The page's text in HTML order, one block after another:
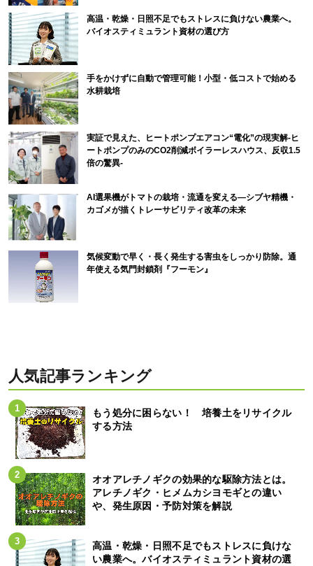
高温・乾燥・日照不足でもストレスに負けない農業へ。
バイオスティミュラント資材の選び方
手をかけずに自動で管理可能！小型・低コストで始める
水耕栽培
実証で見えた、ヒートポンプエアコン“電化”の現実解-ヒ
ートポンプのみのCO2削減ボイラーレスハウス、反収1.5
倍の驚異-
AI選果機がトマトの栽培・流通を変える―シブヤ精機・
カゴメが描くトレーサビリティ改革の未来
気候変動で早く・長く発生する害虫をしっかり防除。通
年使える気門封鎖剤『フーモン』
人気記事ランキング
もう処分に困らない！ 培養土をリサイクル
する方法
オオアレチノギクの効果的な駆除方法とは。
アレチノギク・ヒメムカシヨモギとの違い
や、発生原因・予防対策を解説
高温・乾燥・日照不足でもストレスに負けな
い農業へ。バイオスティミュラント資材の選